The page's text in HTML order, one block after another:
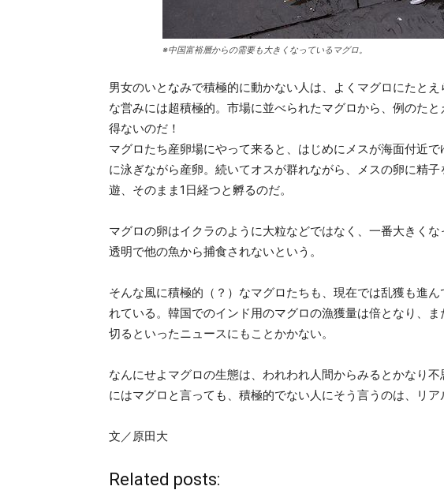
※中国富裕層からの需要も大きくなっているマグロ。
男女のいとなみで積極的に動かない人は、よくマグロにたと
な営みには超積極的。市場に並べられたマグロから、例のた
得ないのだ！
マグロたち産卵場にやって来ると、はじめにメスが海面付近
に泳ぎながら産卵。続いてオスが群れながら、メスの卵に精
遊、そのまま1日経つと孵るのだ。
マグロの卵はイクラのように大粒などではなく、一番大きく
透明で他の魚から捕食されないという。
そんな風に積極的（？）なマグロたちも、現在では乱獲も進
れている。韓国でのインド用のマグロの漁獲量は倍となり、
切るといったニュースにもことかかない。
なんにせよマグロの生態は、われわれ人間からみるとかなり
にはマグロと言っても、積極的でない人にそう言うのは、リア
文／原田大
Related posts: